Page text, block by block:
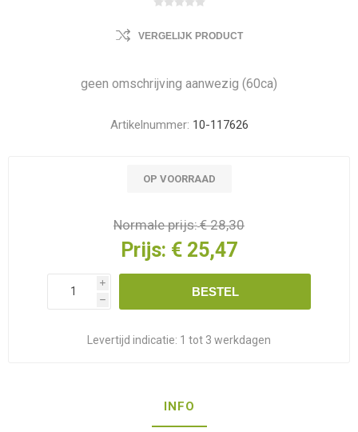
VERGELIJK PRODUCT
geen omschrijving aanwezig (60ca)
Artikelnummer: 10-117626
OP VOORRAAD
Normale prijs:€ 28,30
Prijs: € 25,47
i
h
BESTEL
Levertijd indicatie: 1 tot 3 werkdagen
INFO